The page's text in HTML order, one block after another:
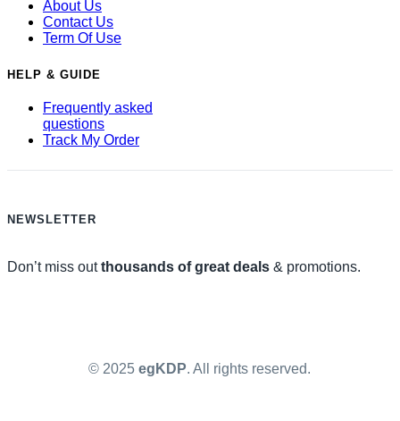
About Us
Contact Us
Term Of Use
HELP & GUIDE
Frequently asked
questions
Track My Order
NEWSLETTER
Don’t miss outthousands of great deals & promotions.
© 2025egKDP. All rights reserved.